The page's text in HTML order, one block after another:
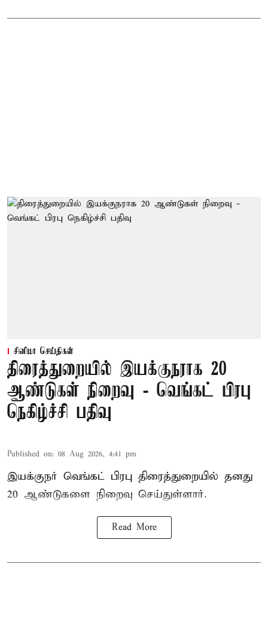
சினிமா செய்திகள்
திரைத்துறையில் இயக்குநராக 20
ஆண்டுகள் நிறைவு - வெங்கட் பிரபு
நெகிழ்ச்சி பதிவு
Published on: 08 Aug 2026, 4:41 pm
இயக்குநர் வெங்கட் பிரபு திரைத்துறையில் தனது
20 ஆண்டுகளை நிறைவு செய்துள்ளார்.
Read More